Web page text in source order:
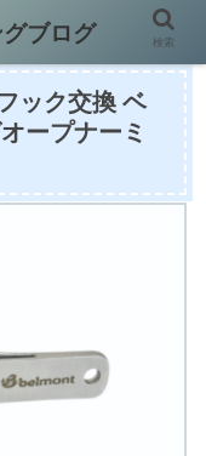
ック交換 ベ
ープナーミ
ブログ 検索